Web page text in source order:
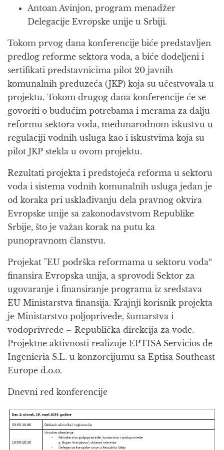
Antoan Avinjon, program menadžer
Delegacije Evropske unije u Srbiji.
Tokom prvog dana konferencije biće predstavljen
predlog reforme sektora voda, a biće dodeljeni i
sertifikati predstavnicima pilot 20 javnih
komunalnih preduzeća (JKP) koja su učestvovala u
projektu. Tokom drugog dana konferencije će se
govoriti o budućim potrebama i merama za dalju
reformu sektora voda, međunarodnom iskustvu u
regulaciji vodnih usluga kao i iskustvima koja su
pilot JKP stekla u ovom projektu.
Rezultati projekta i predstojeća reforma u sektoru
voda i sistema vodnih komunalnih usluga jedan je
od koraka pri usklađivanju dela pravnog okvira
Evropske unije sa zakonodavstvom Republike
Srbije, što je važan korak na putu ka
punopravnom članstvu.
Projekat "EU podrška reformama u sektoru voda“
finansira Evropska unija, a sprovodi Sektor za
ugovaranje i finansiranje programa iz sredstava
EU Ministarstva finansija. Krajnji korisnik projekta
je Ministarstvo poljoprivede, šumarstva i
vodoprivrede – Republička direkcija za vode.
Projektne aktivnosti realizuje EPTISA Servicios de
Ingenieria S.L. u konzorcijumu sa Eptisa Southeast
Europe d.o.o.
Dnevni red konferencije